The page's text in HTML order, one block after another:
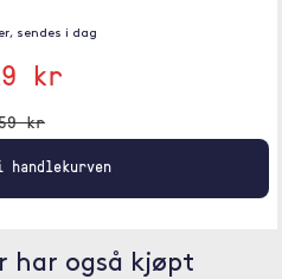
sendes i dag
kr
kr
handlekurven
har også kjøpt